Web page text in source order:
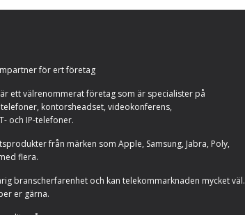
för ert företag
ett välrenommerat företag som är specialister på
kontorsheadset, videokonferens,
och IP-telefoner.
från märken som Apple, Samsung, Jabra, Poly,
flera.
branscherfarenhet och kan telekommarknaden mycket väl.
er gärna.